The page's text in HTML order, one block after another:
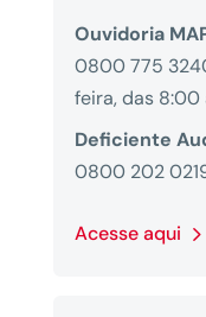
Ouvidoria
0800 775
feira, das 8:00
Deficiente
0800 202
Acesse aqui